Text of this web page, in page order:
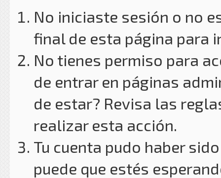
No iniciaste sesión o no
final de esta página para
No tienes permiso para
de entrar en páginas
de estar? Revisa las
realizar esta acción.
Tu cuenta pudo haber
puede que estés